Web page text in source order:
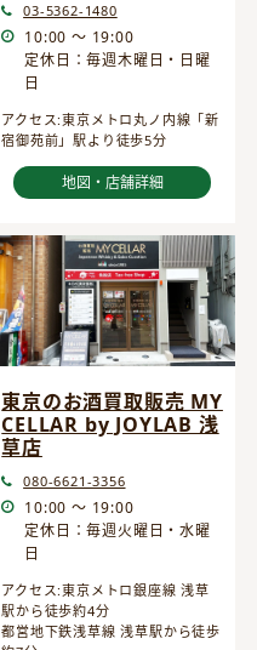
03-5362-1480
10:00 ～ 19:00
定休日：毎週木曜日・日曜
日
アクセス:東京メトロ丸ノ内線「新
宿御苑前」駅より徒歩5分
地図・店舗詳細
東京のお酒買取販売 MY
CELLAR by JOYLAB 浅
草店
080-6621-3356
10:00 ～ 19:00
定休日：毎週火曜日・水曜
日
アクセス:東京メトロ銀座線 浅草
駅から徒歩約4分
都営地下鉄浅草線 浅草駅から徒歩